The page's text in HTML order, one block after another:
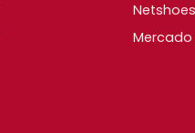
Netshoes
Mercado